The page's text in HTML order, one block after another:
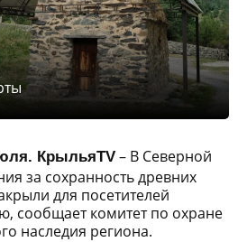
КрыльяTV – В Северной
за сохранность древних
для посетителей
сообщает комитет по охране
наследия региона.